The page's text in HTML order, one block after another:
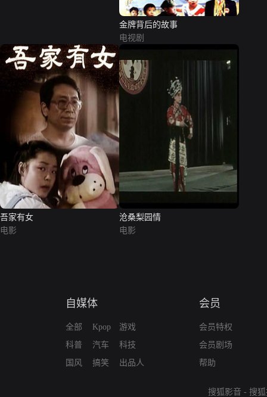
金牌背后的故事
电视剧
吾家有女
电影
沧桑梨园情
电影
自媒体
全部
科普
国风
Kpop
汽车
搞笑
游戏
科技
出品人
会员
会员特权
会员剧场
帮助
搜狐影音 - 搜